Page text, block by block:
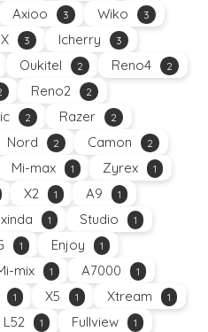
Axioo 3 Wiko 3
X 3 Icherry 3
Oukitel 2 Reno4 2
Reno2 2
2 Razer 2
Nord 2 Camon 2
Mi-max 1 Zyrex 1
X2 1 A9 1
1 Studio 1
1 Enjoy 1
mix 1 A7000 1
1 X5 1 Xtream 1
L52 1 Fullview 1